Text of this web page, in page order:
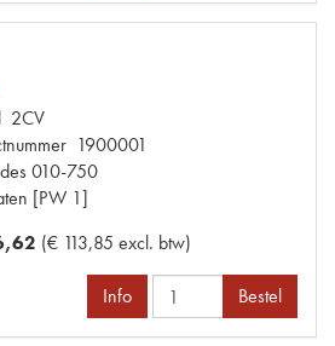
2CV
1900001
010-750
[PW 1]
(€ 113,85 excl. btw)
Info Bestel